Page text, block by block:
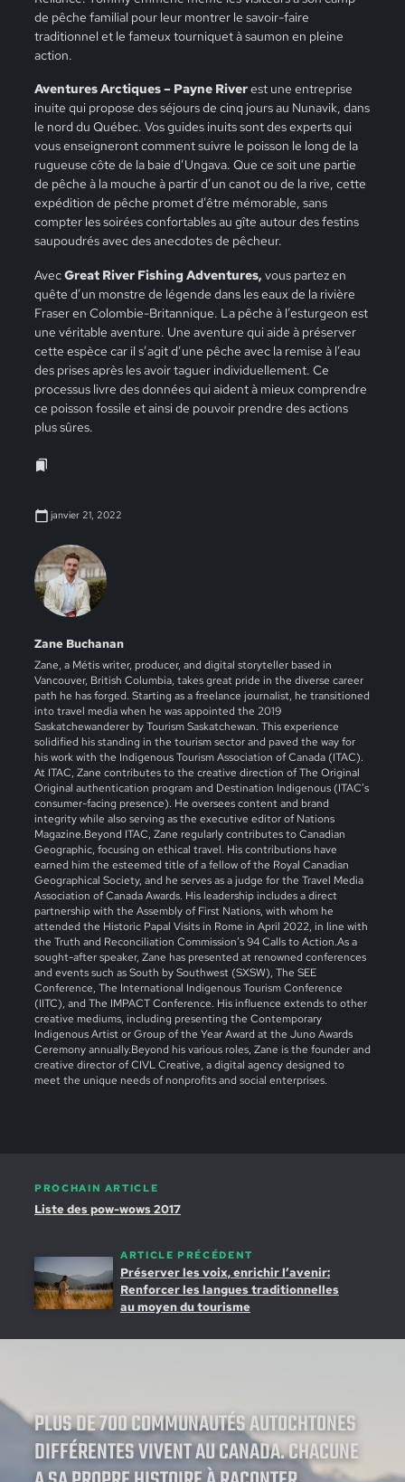
de pêche familial pour leur montrer le savoir-faire
traditionnel et le fameux tourniquet à saumon en pleine
action.
Aventures Arctiques – Payne Riverest une entreprise
inuite qui propose des séjours de cinq jours au Nunavik, dans
le nord du Québec. Vos guides inuits sont des experts qui
vous enseigneront comment suivre le poisson le long de la
rugueuse côte de la baie d’Ungava. Que ce soit une partie
de pêche à la mouche à partir d’un canot ou de la rive, cette
expédition de pêche promet d’être mémorable, sans
compter les soirées confortables au gîte autour des festins
saupoudrés avec des anecdotes de pêcheur.
AvecGreat River Fishing Adventures, vous partez en
quête d’un monstre de légende dans les eaux de la rivière
Fraser en Colombie-Britannique. La pêche à l’esturgeon est
une véritable aventure. Une aventure qui aide à préserver
cette espèce car il s’agit d’une pêche avec la remise à l’eau
des prises après les avoir taguer individuellement. Ce
processus livre des données qui aident à mieux comprendre
ce poisson fossile et ainsi de pouvoir prendre des actions
plus sûres.
janvier 21, 2022
Zane Buchanan
Zane, a Métis writer, producer, and digital storyteller based in
Vancouver, British Columbia, takes great pride in the diverse career
path he has forged. Starting as a freelance journalist, he transitioned
into travel media when he was appointed the 2019
Saskatchewanderer by Tourism Saskatchewan. This experience
solidified his standing in the tourism sector and paved the way for
his work with the Indigenous Tourism Association of Canada (ITAC).
At ITAC, Zane contributes to the creative direction of The Original
Original authentication program and Destination Indigenous (ITAC’s
consumer-facing presence). He oversees content and brand
integrity while also serving as the executive editor of Nations
Magazine.Beyond ITAC, Zane regularly contributes to Canadian
Geographic, focusing on ethical travel. His contributions have
earned him the esteemed title of a fellow of the Royal Canadian
Geographical Society, and he serves as a judge for the Travel Media
Association of Canada Awards. His leadership includes a direct
partnership with the Assembly of First Nations, with whom he
attended the Historic Papal Visits in Rome in April 2022, in line with
the Truth and Reconciliation Commission’s 94 Calls to Action.As a
sought-after speaker, Zane has presented at renowned conferences
and events such as South by Southwest (SXSW), The SEE
Conference, The International Indigenous Tourism Conference
(IITC), and The IMPACT Conference. His influence extends to other
creative mediums, including presenting the Contemporary
Indigenous Artist or Group of the Year Award at the Juno Awards
Ceremony annually.Beyond his various roles, Zane is the founder and
creative director of CIVL Creative, a digital agency designed to
meet the unique needs of nonprofits and social enterprises.
ARTICLE PRÉCÉDENT
Préserver les voix, enrichir l’avenir:
Renforcer les langues traditionnelles
au moyen du tourisme
PROCHAIN ARTICLE
Liste des pow-wows 2017
PLUS DE 700 COMMUNAUTÉS AUTOCHTONES
DIFFÉRENTES VIVENT AU CANADA. CHACUNE